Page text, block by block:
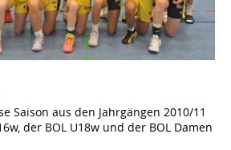
Saison aus den Jahrgängen 2010/11
der BOL U18w und der BOL Damen